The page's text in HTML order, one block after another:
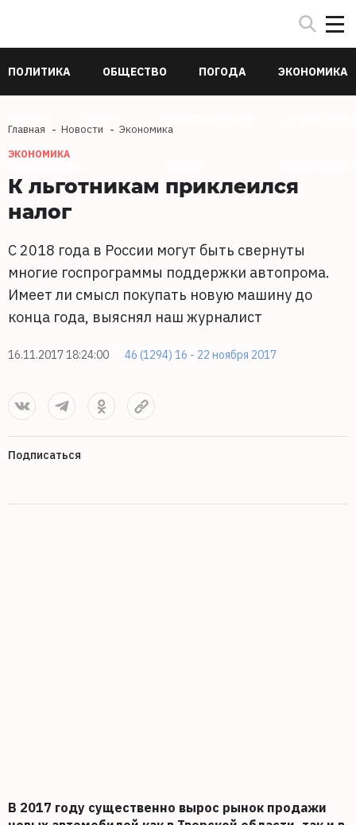
ПОЛИТИКА ОБЩЕСТВО ПОГОДА ЭКОНОМИКА
Главная Новости Экономика
ЭКОНОМИКА
К льготникам приклеился
налог
С 2018 года в России могут быть свернуты
многие госпрограммы поддержки автопрома.
Имеет ли смысл покупать новую машину до
конца года, выяснял наш журналист
16.11.2017 18:24:00 46 (1294) 16 - 22 ноября 2017
Подписаться
В 2017 году существенно вырос рынок продажи